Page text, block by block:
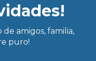
de amigos, familia,
puro!